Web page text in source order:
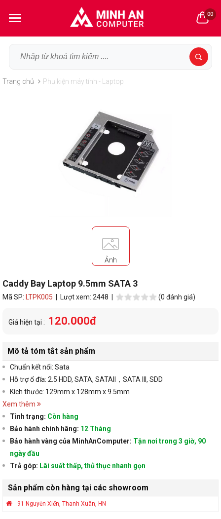
00
Trang chủ Phụ kiện máy tính - Laptop
Ảnh
Caddy Bay Laptop 9.5mm SATA 3
Mã SP: LTPK005 | Lượt xem: 2448 | (0 đánh giá)
Giá hiện tại : 120.000đ
Mô tả tóm tắt sản phẩm
Chuẩn kết nối: Sata
Hỗ trợ ổ đĩa: 2.5 HDD, SATA, SATAII，SATA III, SDD
Kích thước: 129mm x 128mm x 9.5mm
Xem thêm
Tình trạng: Còn hàng
Bảo hành chính hãng: 12 Tháng
Bảo hành vàng của MinhAnComputer: Tận nơi trong 3 giờ, 90
ngày đầu
Trả góp: Lãi suất thấp, thủ thục nhanh gọn
Sản phẩm còn hàng tại các showroom
91 Nguyễn Xiển, Thanh Xuân, HN